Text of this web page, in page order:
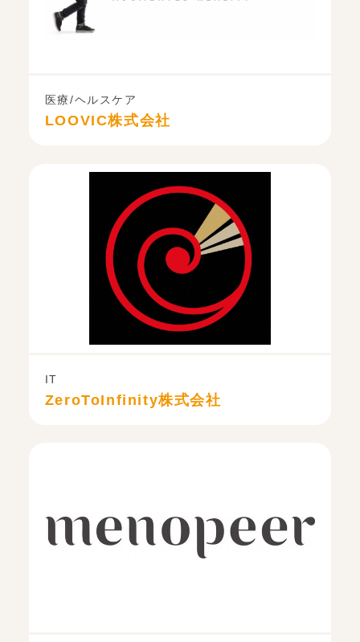
医療/ヘルスケア
LOOVIC株式会社
IT
ZeroToInfinity株式会社